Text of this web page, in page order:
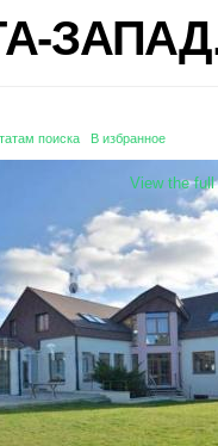
поиска В избранное
View the full